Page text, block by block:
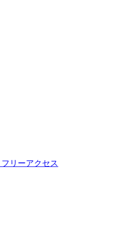
フリーアクセス